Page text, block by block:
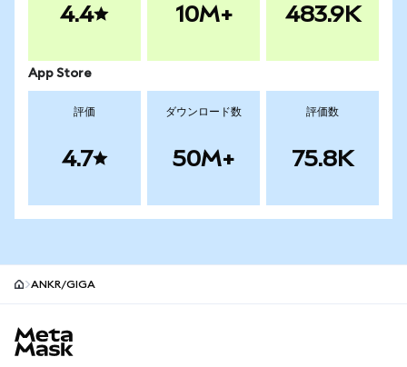
4.4 10M+ 483.9K
App Store
評価
4.7
ダウンロード数
50M+
評価数
75.8K
ANKR/GIGA